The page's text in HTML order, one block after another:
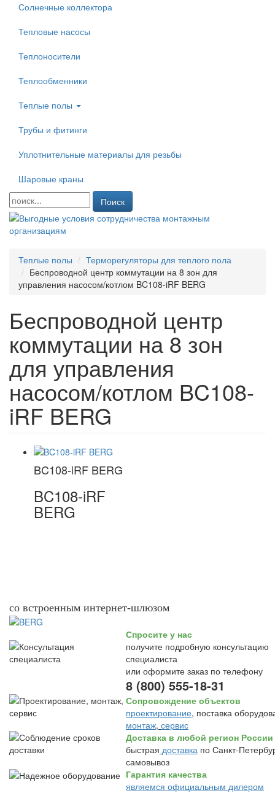
Солнечные коллектора
Тепловые насосы
Теплоносители
Теплообменники
Теплые полы
Трубы и фитинги
Уплотнительные материалы для резьбы
Шаровые краны
Поиск
Теплые полы
Терморегуляторы для теплого пола
Беспроводной центр коммутации на 8 зон для
управления насосом/котлом BC108-iRF BERG
Беспроводной центр
коммутации на 8 зон
для управления
насосом/котлом BC108-
iRF BERG
BC108-iRF BERG
BC108-iRF
BERG
со встроенным интернет-шлюзом
Спросите у нас
получите подробную консультацию
специалиста
или оформите заказ по телефону
8 (800) 555-18-31
Сопровождение объектов
проектирование, поставка
монтаж, сервис
Доставка в любой регион России
быстрая доставка по Санкт-
самовывоз
Гарантия качества
являемся официальным дилером